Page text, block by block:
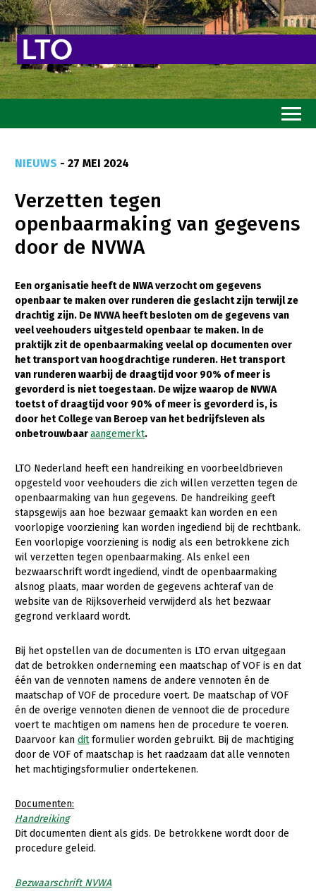
Goed eten
Mooi groen
Sterk ondernemerschap
Transitiepaden
Thema’s
Gezonde planten
Gezonde dieren
Natuur, klimaat en energie
Bodem en water
Platteland en omgeving
Mens, ondernemerschap en onderwijs
Internationaal
Sectoren
Biologische Landbouw
Geitenhouderij
Konijnenhouderij
Melkveehouderij
Paardenhouderij
Pluimveehouderij
Schapenhouderij
Vleesveehouderij
Plant
Akkerbouw
Bollenteelt
Bomen, vaste planten en zomerbloemen
Fruitteelt
Glastuinbouw
Paddenstoelen
Multifunctionele landbouw
Vrouw en Bedrijf
Nieuws
Nieuwsabonnement
Webinars
Over LTO
LTO Nederland
Mensen
Bestuur en Directie
Medewerkers
Vakgroepbestuurders
Jaarverslag 2023
Vacatures
NIEUWS - 27 MEI 2024
Verzetten tegen
openbaarmaking van gegevens
door de NVWA
Een organisatie heeft de NWA verzocht om gegevens
openbaar te maken over runderen die geslacht zijn terwijl ze
drachtig zijn. De NVWA heeft besloten om de gegevens van
veel veehouders uitgesteld openbaar te maken. In de
praktijk zit de openbaarmaking veelal op documenten over
het transport van hoogdrachtige runderen. Het transport
van runderen waarbij de draagtijd voor 90% of meer is
gevorderd is niet toegestaan. De wijze waarop de NVWA
toetst of draagtijd voor 90% of meer is gevorderd is, is
door het College van Beroep van het bedrijfsleven als
onbetrouwbaaraangemerkt.
LTO Nederland heeft een handreiking en voorbeeldbrieven
opgesteld voor veehouders die zich willen verzetten tegen de
openbaarmaking van hun gegevens. De handreiking geeft
stapsgewijs aan hoe bezwaar gemaakt kan worden en een
voorlopige voorziening kan worden ingediend bij de rechtbank.
Een voorlopige voorziening is nodig als een betrokkene zich
wil verzetten tegen openbaarmaking. Als enkel een
bezwaarschrift wordt ingediend, vindt de openbaarmaking
alsnog plaats, maar worden de gegevens achteraf van de
website van de Rijksoverheid verwijderd als het bezwaar
gegrond verklaard wordt.
Bij het opstellen van de documenten is LTO ervan uitgegaan
dat de betrokken onderneming een maatschap of VOF is en dat
één van de vennoten namens de andere vennoten én de
maatschap of VOF de procedure voert. De maatschap of VOF
én de overige vennoten dienen de vennoot die de procedure
voert te machtigen om namens hen de procedure te voeren.
Daarvoor kan ditformulier worden gebruikt. Bij de machtiging
door de VOF of maatschap is het raadzaam dat alle vennoten
het machtigingsformulier ondertekenen.
Documenten:
Handreiking
Dit documenten dient als gids. De betrokkene wordt door de
procedure geleid.
Bezwaarschrift NVWA